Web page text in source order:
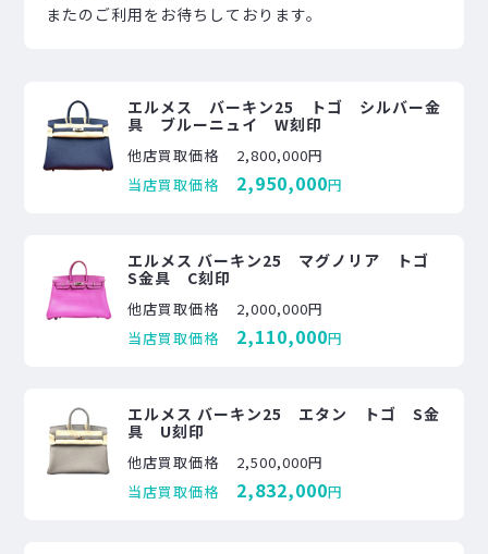
またのご利用をお待ちしております。
エルメス バーキン25 トゴ シルバー金
具 ブルーニュイ W刻印
他店買取価格
2,800,000円
当店買取価格
2,950,000円
エルメス バーキン25 マグノリア トゴ
S金具 C刻印
他店買取価格
2,000,000円
当店買取価格
2,110,000円
エルメス バーキン25 エタン トゴ S金
具 U刻印
他店買取価格
2,500,000円
当店買取価格
2,832,000円